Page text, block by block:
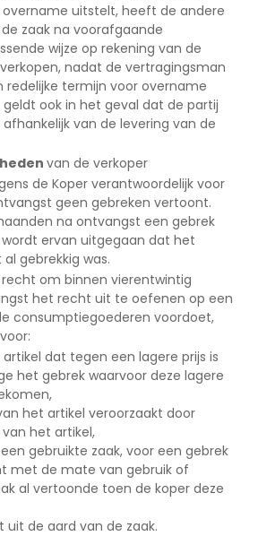
uitstelt, heeft de andere
zaak na voorafgaande
wijze op rekening van de
nadat de vertragingsman
redelijke termijn voor overname
ook in het geval dat de partij
van de levering van de
van de verkoper
de Koper verantwoordelijk voor
geen gebreken vertoont.
na ontvangst een gebrek
ervan uitgegaan dat het
gebrekkig was.
om binnen vierentwintig
het recht uit te oefenen op een
consumptiegoederen voordoet,
dat tegen een lagere prijs is
het gebrek waarvoor deze lagere
het artikel veroorzaakt door
het artikel,
gebruikte zaak, voor een gebrek
met de mate van gebruik of
al vertoonde toen de koper deze
uit de aard van de zaak.